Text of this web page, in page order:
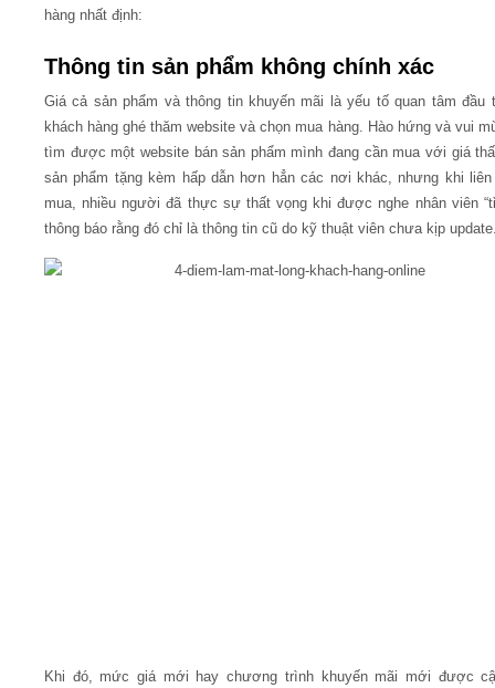
Liên hệ - Đăng ký
Tìm kiếm
hàng nhất định:
Thông tin sản phẩm không chính xác
Giá cả sản phẩm và thông tin khuyến mãi là yếu tố quan tâm đầu
khách hàng ghé thăm website và chọn mua hàng. Hào hứng và vui
tìm được một website bán sản phẩm mình đang cần mua với giá
sản phẩm tặng kèm hấp dẫn hơn hẳn các nơi khác, nhưng khi
mua, nhiều người đã thực sự thất vọng khi được nghe nhân viên
thông báo rằng đó chỉ là thông tin cũ do kỹ thuật viên chưa kịp
Khi đó, mức giá mới hay chương trình khuyến mãi mới được